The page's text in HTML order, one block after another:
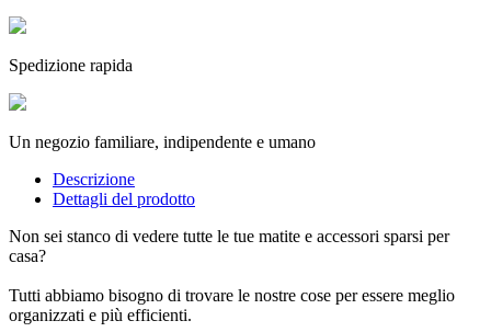
Spedizione rapida
Un negozio familiare, indipendente e umano
Descrizione
Dettagli del prodotto
Non sei stanco di vedere tutte le tue matite e accessori sparsi per
casa?
Tutti abbiamo bisogno di trovare le nostre cose per essere meglio
organizzati e più efficienti.